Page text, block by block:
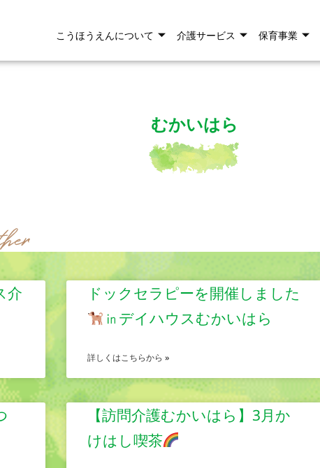
こうほうえんについて 介護サービス 保育事業
むかいはら
介
ドックセラピーを開催しました
㏌デイハウスむかいはら
詳しくはこちらから »
【訪問介護むかいはら】3月か
けはし喫茶